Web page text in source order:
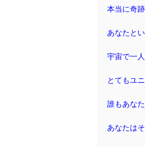
本当に奇
あなたと
宇宙で一
とてもユ
誰もあな
あなたは